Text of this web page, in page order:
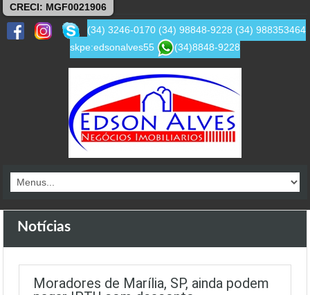
CRECI: MGF0021906
(34) 3246-0170 (34) 98848-9228 (34) 988353464
skpe:edsonalves55
(34)8848-9228
Notícias
Moradores de Marília, SP, ainda podem